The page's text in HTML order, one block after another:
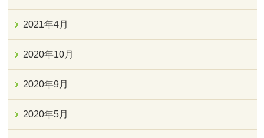
2021年4月
2020年10月
2020年9月
2020年5月